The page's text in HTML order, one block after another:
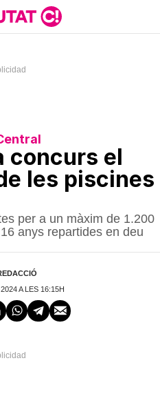
concurs el
les piscines
per a un màxim de 1.200
anys repartides en deu
A LES 16:15H